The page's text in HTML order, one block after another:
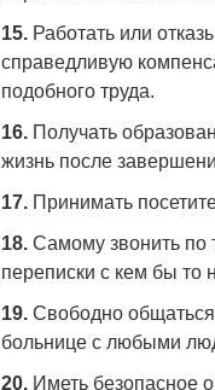
15. Работать или
справедливую
подобного труда.
16. Получать
жизнь после
17. Принимать
18. Самому звонить по
переписки с кем бы то
19. Свободно
больнице с любыми
20. Иметь безопасное